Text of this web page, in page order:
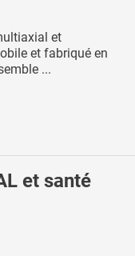
et
et fabriqué en
...
et santé